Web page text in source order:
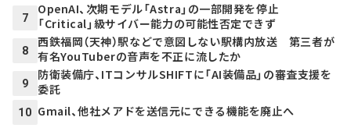
7
OpenAI、次期モデル「Astra」の一部開発を停止
「Critical」級サイバー能力の可能性否定できず
8
西鉄福岡（天神）駅などで意図しない駅構内放送 第三者が
有名YouTuberの音声を不正に流したか
9
防衛装備庁、ITコンサルSHIFTに「AI装備品」の審査支援を
委託
10 Gmail、他社メアドを送信元にできる機能を廃止へ